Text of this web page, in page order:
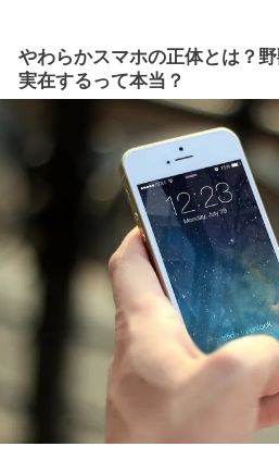
やわらかスマホの正体とは？
実在するって本当？